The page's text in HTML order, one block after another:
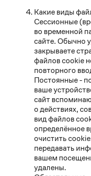
Какие виды
Сессионные
во временной
сайте. Обычно
закрываете
файлов cookie
повторного
Постоянные -
ваше
сайт
о действиях,
вид файлов
определённое
очистить
передавать
вашем
удалены.